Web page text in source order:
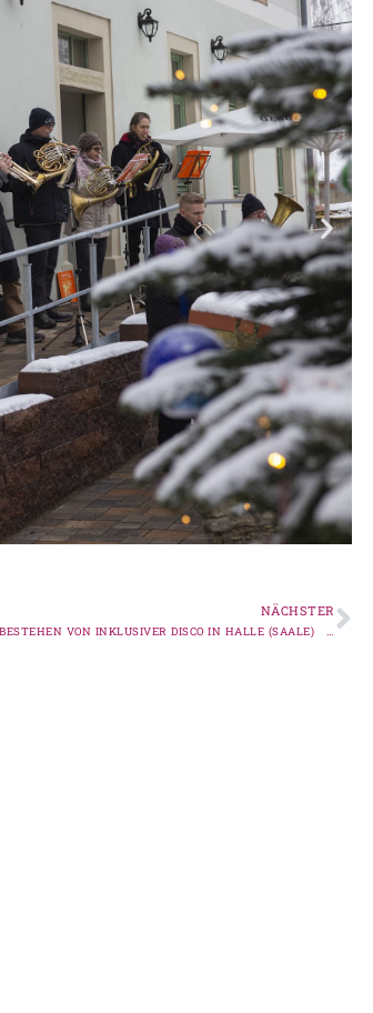
NÄCHSTER
15-JÄHRIGES BESTEHEN VON INKLUSIVER DISCO IN HALLE (SAALE)